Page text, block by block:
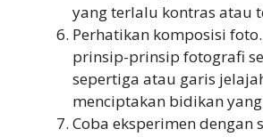
yang terlalu kontras atau
Perhatikan komposisi
prinsip-prinsip fotografi
sepertiga atau garis
menciptakan bidikan
Coba eksperimen dengan